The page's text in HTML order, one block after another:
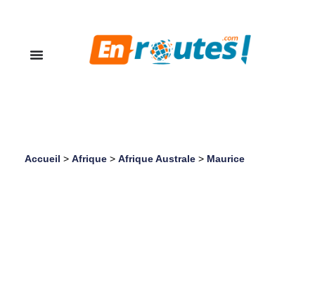
Accueil > Afrique > Afrique Australe > Maurice